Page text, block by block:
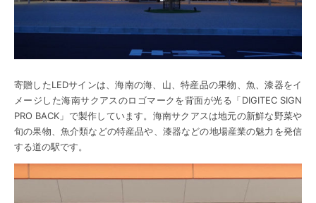
寄贈したLEDサインは、海南の海、山、特産品の果物、魚、漆器をイ
メージした海南サクアスのロゴマークを背面が光る「DIGITEC SIGN
PRO BACK」で製作しています。海南サクアスは地元の新鮮な野菜や
旬の果物、魚介類などの特産品や、漆器などの地場産業の魅力を発信
する道の駅です。